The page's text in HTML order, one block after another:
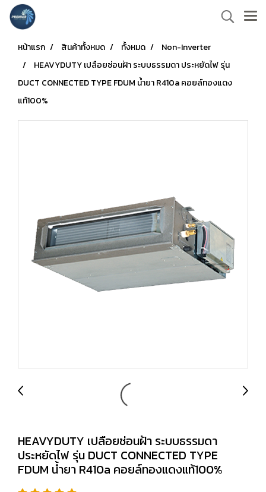
หน้าแรก สินค้าทั้งหมด ทั้งหมด
Non-Inverter
HEAVYDUTY เปลือยซ่อนฝ้า ระบบธรรมดา ประหยัดไฟ รุ่น
DUCT CONNECTED TYPE FDUM น้ำยา R410a คอยล์ทองแดง
แท้100%
HEAVYDUTY เปลือยซ่อนฝ้า ระบบธรรมดา
ประหยัดไฟ รุ่น DUCT CONNECTED TYPE
FDUM น้ำยา R410a คอยล์ทองแดงแท้100%